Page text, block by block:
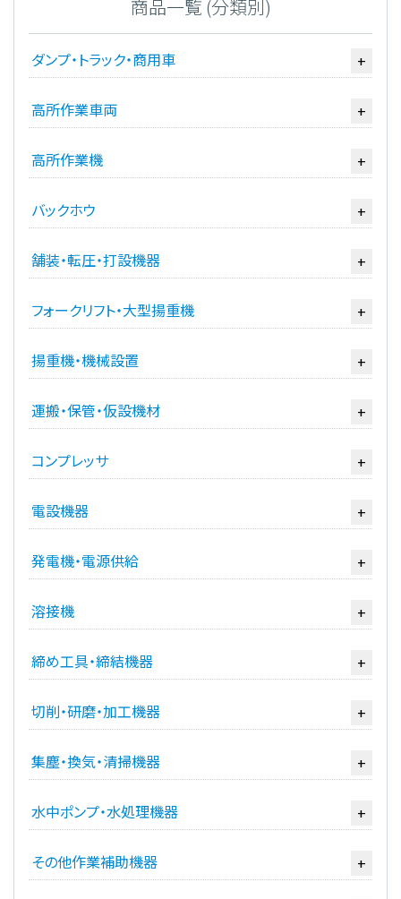
商品一覧 (分類別)
ダンプ・トラック・商用車 +
高所作業車両 +
高所作業機 +
バックホウ +
舗装・転圧・打設機器 +
フォークリフト・大型揚重機 +
揚重機・機械設置 +
運搬・保管・仮設機材 +
コンプレッサ +
電設機器 +
発電機・電源供給 +
溶接機 +
締め工具・締結機器 +
切削・研磨・加工機器 +
集塵・換気・清掃機器 +
水中ポンプ・水処理機器 +
その他作業補助機器 +